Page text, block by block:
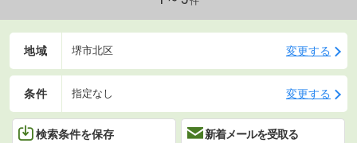
地域 堺市北区 変更する
条件 指定なし 変更する
検索条件を保存 新着メールを受取る